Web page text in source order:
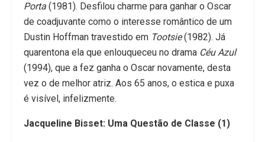
Porta (1981). Desfilou charme para ganhar o Oscar
de coadjuvante como o interesse romântico de um
Dustin Hoffman travestido em Tootsie(1982). Já
quarentona ela que enlouqueceu no drama Céu Azul
(1994), que a fez ganha o Oscar novamente, desta
vez o de melhor atriz. Aos 65 anos, o estica e puxa
é visível, infelizmente.
Jacqueline Bisset: Uma Questão de Classe (1)